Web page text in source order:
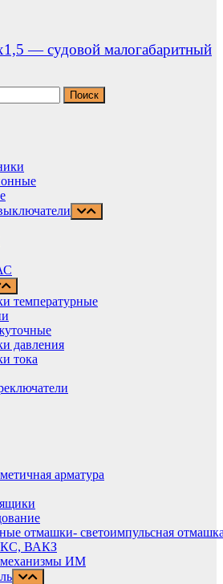
— судовой малогабаритный
температурные
давления
тока
арматура
отмашки- светоимпульсная
ВАКЗ
механизмы ИМ